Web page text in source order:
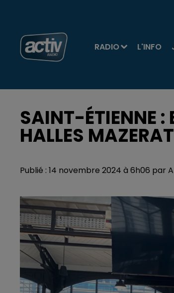
RADIO L'INFO
SAINT-ÉTIENNE :
HALLES
Publié : 14 novembre 2024 à 6h06 par